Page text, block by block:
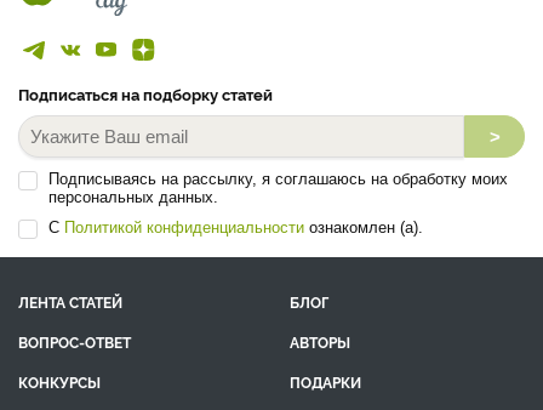
Подписаться на подборку статей
>
Подписываясь на рассылку, я соглашаюсь на обработку моих
персональных данных.
С Политикой конфиденциальности ознакомлен (а).
ЛЕНТА СТАТЕЙ
БЛОГ
ВОПРОС-ОТВЕТ
АВТОРЫ
КОНКУРСЫ
ПОДАРКИ